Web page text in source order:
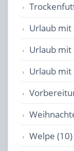
Urlaub mit
Urlaub mit
Urlaub mit
Welpe (10)